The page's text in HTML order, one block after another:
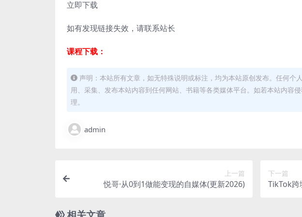
立即下载
如有发现链接失效，请联系站长
课程下载：
声明：本站所有文章，如无特殊说明或标注，均为本站原创发布。任何个
用、采集、发布本站内容到任何网站、书籍等各类媒体平台。如若本站内容
理。
admin
上一篇
悦哥·从0到1做能变现的自媒体(更新2026)
下一篇
TikTok跨